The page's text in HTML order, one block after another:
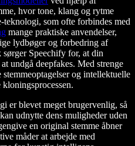
hvor tone, klang og rytme
som ofte forbindes med
mange praktiske anvendelser,
lydbøger og forbedring af
Speechify for, at din
undgå deepfakes. Med strenge
og intellektuelle
er blevet meget brugervenlig, så
udnytte dens muligheder uden
en original stemme åbner
måder at arbejde med